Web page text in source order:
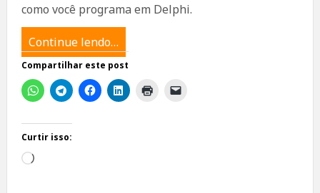
como você programa em Delphi.
Continue lendo…
Compartilhar este post
Curtir isso:
Carregando...